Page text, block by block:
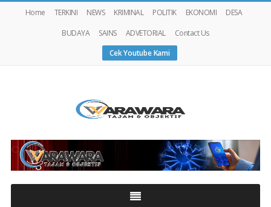
Home TERKINI NEWS KRIMINAL POLITIK EKONOMI
DESA
BUDAYA
SAINS ADVETORIAL
Contact Us
Cek Youtube Kami
Warawaranews